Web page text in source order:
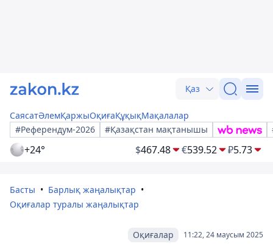
Қаз
СаясатӘлемҚаржыОқиғаҚұқықМақалалар
#Референдум-2026
#Қазақстан мақтанышы
+24° $467.48 €539.52 ₽5.73
Басты
Барлық жаңалықтар
Оқиғалар туралы жаңалықтар
11:22, 24 маусым 2025
Оқиғалар